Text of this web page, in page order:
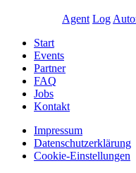
Agent Log
Start
Events
Partner
FAQ
Jobs
Kontakt
Impressum
Daten­schutz­erklärung
Cookie-Einstellungen